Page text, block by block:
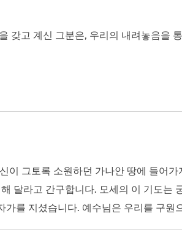
갖고 계신 그분은, 우리의 내려놓음을
이 그토록 소원하던 가나안 땅에 들어
달라고 간구합니다. 모세의 이 기도는
를 지셨습니다. 예수님은 우리를 구원